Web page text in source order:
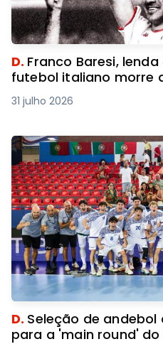
D. Franco Baresi,
futebol italiano morre
31 julho 2026
D. Seleção de
para a 'main round' do